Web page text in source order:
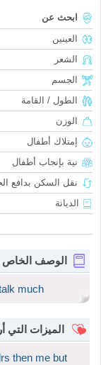
ابحث عن
العينين
الشعر
الجسم
الطول / القامة
الوزن
إمتلاك أطفال
نية بإنجاب أطفال
نقل السكن بدافع
الديانة
الوصف الخاص
much
الميزات التي
then me but